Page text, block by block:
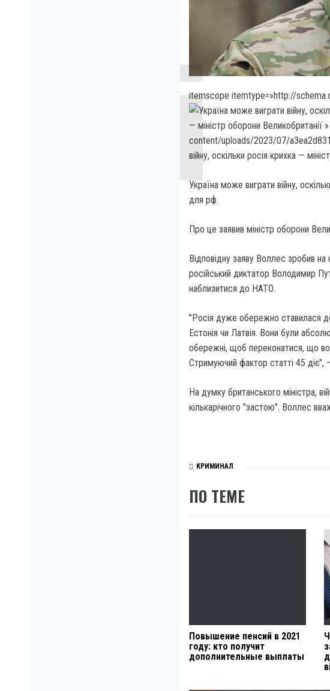
itemscope itemtype=»http://
— міністр оборони Великобританії
content/uploads/2023/07/
війну, оскільки росія крихка —
Україна може виграти війну,
для рф.
Про це заявив міністр оборони
Відповідну заяву Воллес зробив
російський диктатор Володимир
наблизитися до НАТО.
"Росія дуже обережно ставилася
Естонія чи Латвія. Вони були
обережні, щоб переконатися, що
Стримуючий фактор статті 45 діє",
На думку британського міністра,
кількарічного "застою". Воллес
КРИМИНАЛ
ПО ТЕМЕ
Повышение пенсий в 2021
году: кто получит
дополнительные выплаты